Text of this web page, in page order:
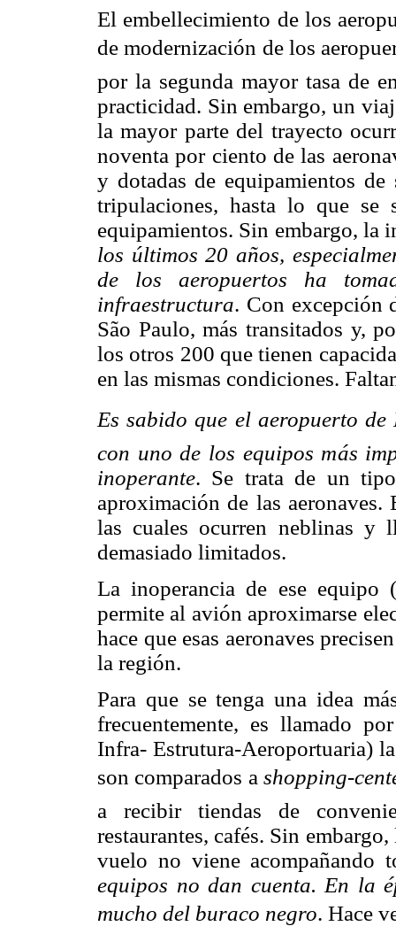
El embellecimiento de los
de modernización de los
por la segunda mayor tasa de
practicidad. Sin embargo, un
la mayor parte del trayecto
noventa por ciento de las
y dotadas de equipamientos
tripulaciones, hasta lo que se
equipamientos. Sin embargo, la
los últimos 20 años,
de los aeropuertos ha
infraestructura. Con excepción
São Paulo, más transitados y,
los otros 200 que tienen
en las mismas condiciones.
Es sabido que el aeropuerto de
con uno de los equipos más
inoperante. Se trata de un
aproximación de las aeronaves.
las cuales ocurren neblinas
demasiado limitados.
La inoperancia de ese equipo (
permite al avión aproximarse
hace que esas aeronaves
la región.
Para que se tenga una idea
frecuentemente, es llamado
Infra- Estrutura-Aeroportuaria)
son comparados a shopping-
a recibir tiendas de
restaurantes, cafés. Sin
vuelo no viene acompañando
equipos no dan cuenta. En la
mucho del buraco negro. Hace